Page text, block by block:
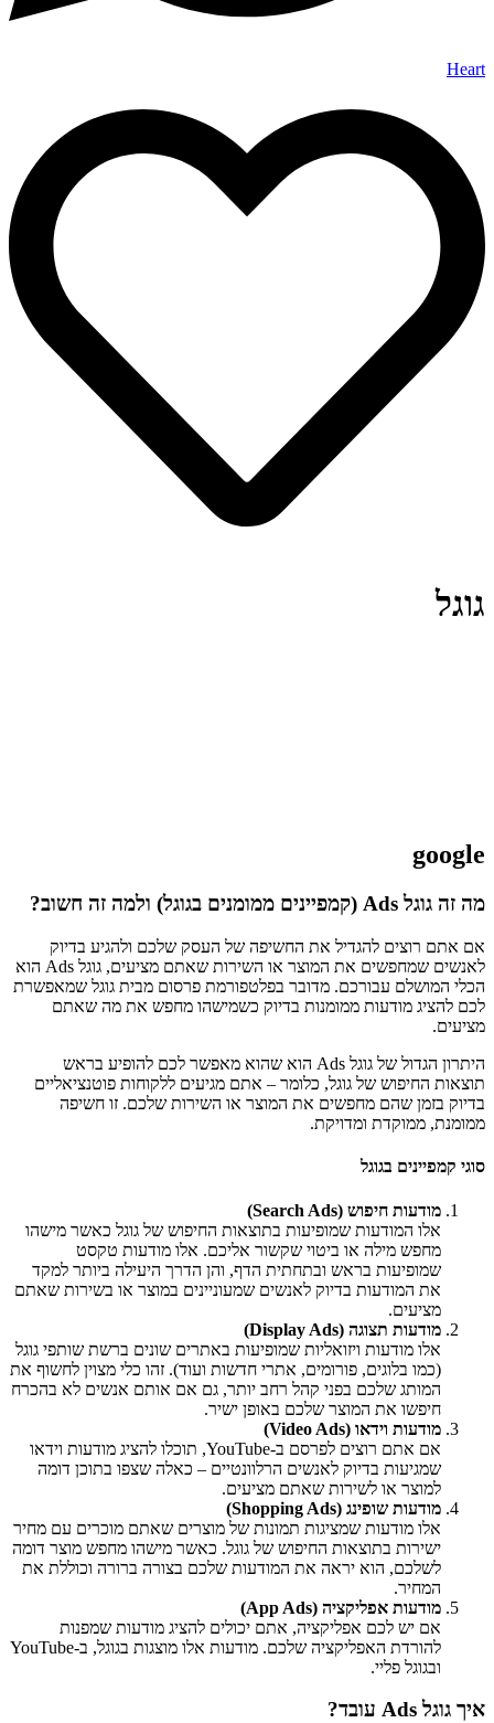
Heart
גוגל
google
מה זה גוגל Ads (קמפיינים ממומנים בגוגל) ולמה זה חשוב?
אם אתם רוצים להגדיל את החשיפה של העסק שלכם ולהגיע בדיוק
לאנשים שמחפשים את המוצר או השירות שאתם מציעים, גוגל Ads הוא
הכלי המושלם עבורכם. מדובר בפלטפורמת פרסום מבית גוגל שמאפשרת
לכם להציג מודעות ממומנות בדיוק כשמישהו מחפש את מה שאתם
מציעים.
היתרון הגדול של גוגל Ads הוא שהוא מאפשר לכם להופיע בראש
תוצאות החיפוש של גוגל, כלומר – אתם מגיעים ללקוחות פוטנציאליים
בדיוק בזמן שהם מחפשים את המוצר או השירות שלכם. זו חשיפה
ממומנת, ממוקדת ומדויקת.
סוגי קמפיינים בגוגל
מודעות חיפוש (Search Ads)
אלו המודעות שמופיעות בתוצאות החיפוש של גוגל כאשר מישהו
מחפש מילה או ביטוי שקשור אליכם. אלו מודעות טקסט
שמופיעות בראש ובתחתית הדף, והן הדרך היעילה ביותר למקד
את המודעות בדיוק לאנשים שמעוניינים במוצר או בשירות שאתם
מציעים.
מודעות תצוגה (Display Ads)
אלו מודעות ויזואליות שמופיעות באתרים שונים ברשת שותפי גוגל
(כמו בלוגים, פורומים, אתרי חדשות ועוד). זהו כלי מצוין לחשוף את
המותג שלכם בפני קהל רחב יותר, גם אם אותם אנשים לא בהכרח
חיפשו את המוצר שלכם באופן ישיר.
מודעות וידאו (Video Ads)
אם אתם רוצים לפרסם ב-YouTube, תוכלו להציג מודעות וידאו
שמגיעות בדיוק לאנשים הרלוונטיים – כאלה שצפו בתוכן דומה
למוצר או לשירות שאתם מציעים.
מודעות שופינג (Shopping Ads)
אלו מודעות שמציגות תמונות של מוצרים שאתם מוכרים עם מחיר
ישירות בתוצאות החיפוש של גוגל. כאשר מישהו מחפש מוצר דומה
לשלכם, הוא יראה את המודעות שלכם בצורה ברורה וכוללת את
המחיר.
מודעות אפליקציה (App Ads)
אם יש לכם אפליקציה, אתם יכולים להציג מודעות שמפנות
להורדת האפליקציה שלכם. מודעות אלו מוצגות בגוגל, ב-YouTube
ובגוגל פליי.
איך גוגל Ads עובד?